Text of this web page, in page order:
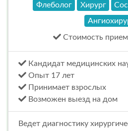
Флеболог Хирург
Стоимость
Кандидат медицинских
Опыт 17 лет
Принимает взрослых
Возможен выезд на дом
Ведет диагностику